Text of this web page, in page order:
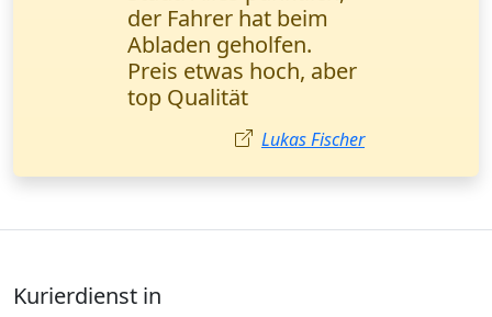
wurden in einem
halben Tag direkt
übergeben. Ich
empfehle sie jedem!
Ayşe Yılmaz
Kurierdienst in